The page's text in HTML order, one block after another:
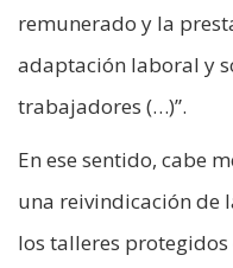
remunerado y la
adaptación laboral y
trabajadores (…)”.
En ese sentido, cabe
una reivindicación de
los talleres